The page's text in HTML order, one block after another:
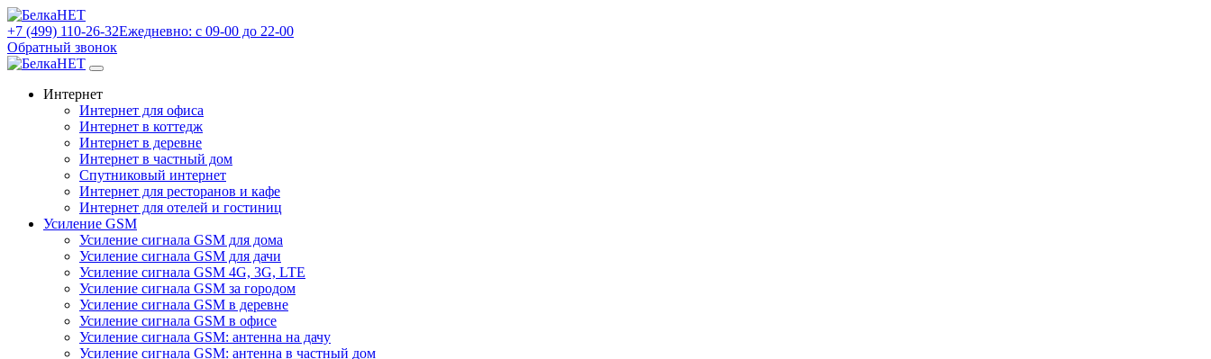
+7 (499) 110-26-32Ежедневно: с 09-00 до 22-00
Обратный звонок
Интернет
Интернет для офиса
Интернет в коттедж
Интернет в деревне
Интернет в частный дом
Спутниковый интернет
Интернет для ресторанов и кафе
Интернет для отелей и гостиниц
Усиление GSM
Усиление сигнала GSM для дома
Усиление сигнала GSM для дачи
Усиление сигнала GSM 4G, 3G, LTE
Усиление сигнала GSM за городом
Усиление сигнала GSM в деревне
Усиление сигнала GSM в офисе
Усиление сигнала GSM: антенна на дачу
Усиление сигнала GSM: антенна в частный дом